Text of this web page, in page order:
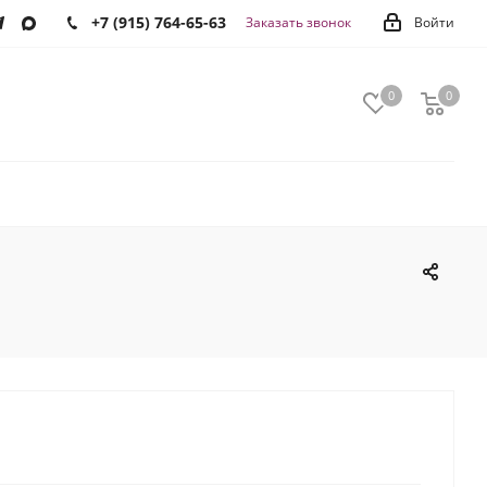
Войти
+7 (915) 764-65-63 Заказать звонок
0 0
0